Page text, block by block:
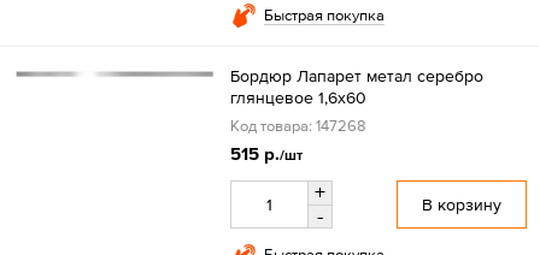
Быстрая покупка
Бордюр Лапарет метал серебро
глянцевое 1,6x60
Код товара: 147268
515 р./шт
+
-
В корзину